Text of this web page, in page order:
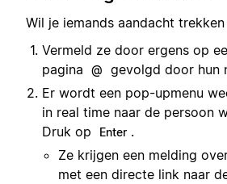
Wil je iemands aandacht
Vermeld ze door ergens op
pagina
@
gevolgd door hun
Er wordt een pop-upmenu
in real time naar de persoon
Druk op
Enter .
Ze krijgen een melding
met een directe link naar